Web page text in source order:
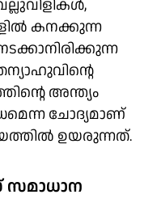
കനക്കുന്ന
അന്ത്യം
ചോദ്യമാണ്
ഉയരുന്നത്.